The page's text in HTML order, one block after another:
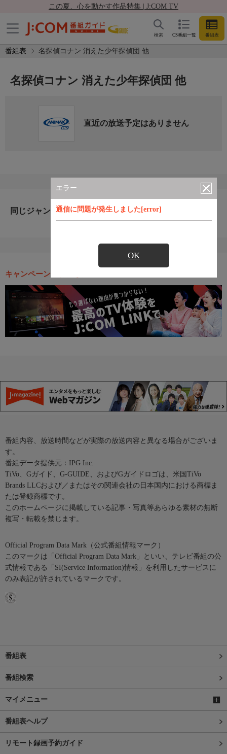
この夏、心を動かす作品特集 | J:COM TV
CS番組一覧 番組表
検索
番組表 名探偵コナン 消えた少年探偵団 他
エラー
通信に問題が発生しました[error]
OK
名探偵コナン 消えた少年探偵団 他
直近の放送予定はありません
同じジャンルのおすすめ番組
キャンペーン・お得な情報
番組内容、放送時間などが実際の放送内容と異なる場合がございま
す。
番組データ提供元：IPG Inc.
TiVo、Gガイド、G-GUIDE、およびGガイドロゴは、米国TiVo
Brands LLCおよび／またはその関連会社の日本国内における商標ま
たは登録商標です。
このホームページに掲載している記事・写真等あらゆる素材の無断
複写・転載を禁じます。
Official Program Data Mark（公式番組情報マーク）
このマークは「Official Program Data Mark」といい、テレビ番組の公
式情報である「SI(Service Information)情報」を利用したサービスに
のみ表記が許されているマークです。
番組表
番組検索
マイメニュー
番組表ヘルプ
リモート録画予約ガイド